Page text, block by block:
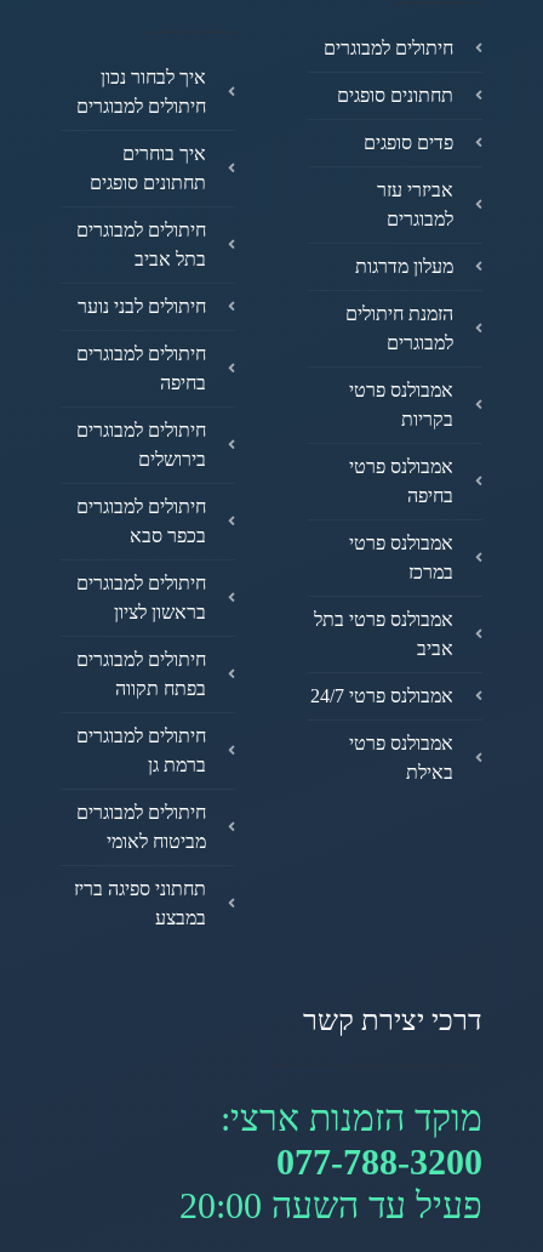
חיתולים למבוגרים
תחתונים סופגים
פדים סופגים
אביזרי עזר
למבוגרים
מעלון מדרגות
הזמנת חיתולים
למבוגרים
אמבולנס פרטי
בקריות
אמבולנס פרטי
בחיפה
אמבולנס פרטי
במרכז
אמבולנס פרטי בתל
אביב
אמבולנס פרטי 24/7
אמבולנס פרטי
באילת
איך לבחור נכון
חיתולים למבוגרים
איך בוחרים
תחתונים סופגים
חיתולים למבוגרים
בתל אביב
חיתולים לבני נוער
חיתולים למבוגרים
בחיפה
חיתולים למבוגרים
בירושלים
חיתולים למבוגרים
בכפר סבא
חיתולים למבוגרים
בראשון לציון
חיתולים למבוגרים
בפתח תקווה
חיתולים למבוגרים
ברמת גן
חיתולים למבוגרים
מביטוח לאומי
תחתוני ספיגה בריז
במבצע
דרכי יצירת קשר
מוקד הזמנות ארצי:
077-788-3200
פעיל עד השעה 20:00